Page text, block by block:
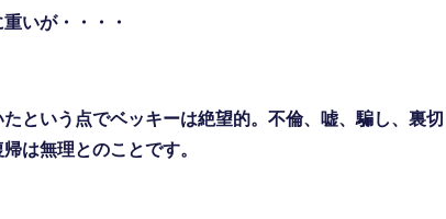
いが・・・・
という点でベッキーは絶望的。不倫、嘘、騙し、裏
は無理とのことです。